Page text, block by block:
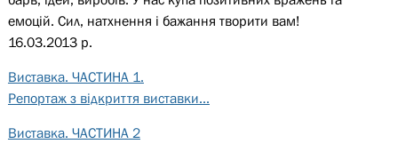
емоцій. Сил, натхнення і бажання творити вам!
16.03.2013 р.
Виставка. ЧАСТИНА 1.
Репортаж з відкриття виставки...
Виставка. ЧАСТИНА 2